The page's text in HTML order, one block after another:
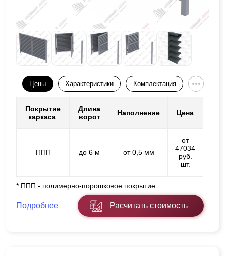
Цены Характеристики Комплектация
Покрытие
каркаса
Длина
ворот
Наполнение Цена
ППП до 6 м от 0,5 мм
от
47034
руб.
шт.
* ППП - полимерно-порошковое покрытие
Подробнее Расчитать стоимость